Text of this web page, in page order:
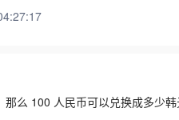
么 100 人民币可以兑换成多少韩